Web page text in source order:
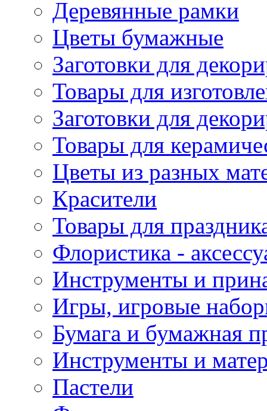
Деревянные рамки
Цветы бумажные
Заготовки для
Товары для
Заготовки для
Товары для
Цветы из разных
Красители
Товары для
Флористика -
Инструменты и
Игры, игровые
Бумага и бумажная
Инструменты и
Пастели